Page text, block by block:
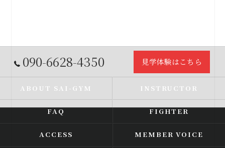
090-6628-4350 見学体験はこちら
ABOUT SAI-GYM INSTRUCTOR
FAQ FIGHTER
ACCESS MEMBER VOICE